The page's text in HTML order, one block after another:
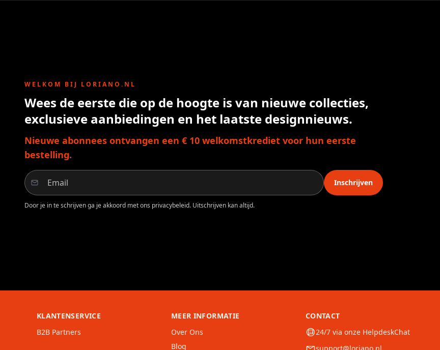
WELKOM BIJ LORIANO.NL
Wees de eerste die op de hoogte is van nieuwe collecties,
exclusieve aanbiedingen en het laatste designnieuws.
Nieuwe abonnees ontvangen een € 10 welkomstkrediet voor hun eerste
bestelling.
Inschrijven
Door je in te schrijven ga je akkoord met ons privacybeleid. Uitschrijven kan altijd.
KLANTENSERVICE
B2B Partners
MEER INFORMATIE
Over Ons
Blog
CONTACT
24/7 via onze HelpdeskChat
support@loriano.nl